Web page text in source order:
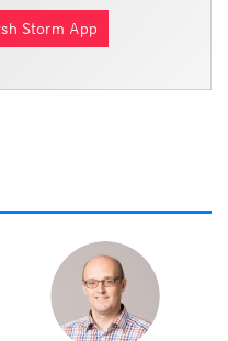
Storm App